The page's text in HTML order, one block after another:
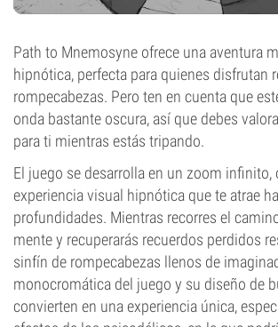
Path to Mnemosyne ofrece una aventura
hipnótica, perfecta para quienes disfrutan
rompecabezas. Pero ten en cuenta que
onda bastante oscura, así que debes
para ti mientras estás tripando.
El juego se desarrolla en un zoom infinito,
experiencia visual hipnótica que te atrae
profundidades. Mientras recorres el
mente y recuperarás recuerdos perdidos
sinfín de rompecabezas llenos de
monocromática del juego y su diseño de
convierten en una experiencia única,